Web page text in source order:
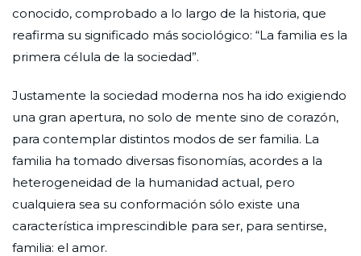
conocido, comprobado a lo largo de la historia, que
reafirma su significado más sociológico: “La familia es la
primera célula de la sociedad”.
Justamente la sociedad moderna nos ha ido exigiendo
una gran apertura, no solo de mente sino de corazón,
para contemplar distintos modos de ser familia. La
familia ha tomado diversas fisonomías, acordes a la
heterogeneidad de la humanidad actual, pero
cualquiera sea su conformación sólo existe una
característica imprescindible para ser, para sentirse,
familia: el amor.